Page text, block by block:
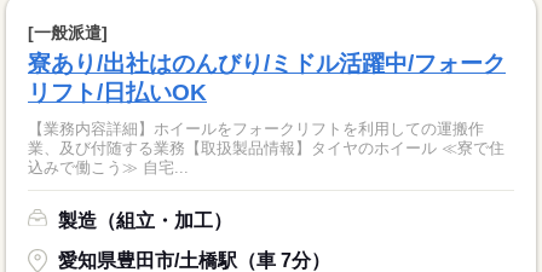
[一般派遣]
寮あり/出社はのんびり/ミドル活躍中/フォーク
リフト/日払いOK
【業務内容詳細】ホイールをフォークリフトを利用しての運搬作
業、及び付随する業務【取扱製品情報】タイヤのホイール ≪寮で住
込みで働こう≫ 自宅...
製造（組立・加工）
愛知県豊田市/土橋駅（車 7分）